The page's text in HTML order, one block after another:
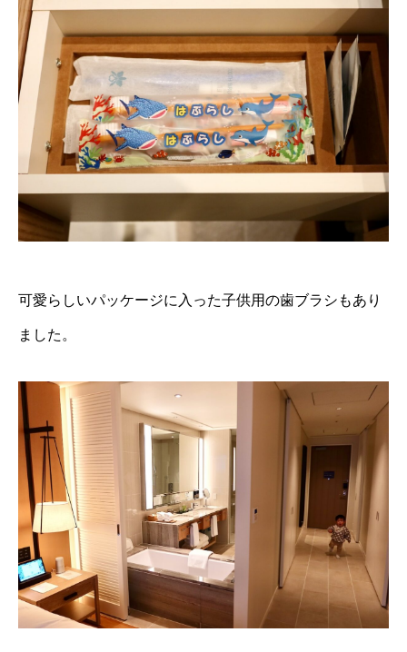
可愛らしいパッケージに入った子供用の歯ブラシもあり
ました。